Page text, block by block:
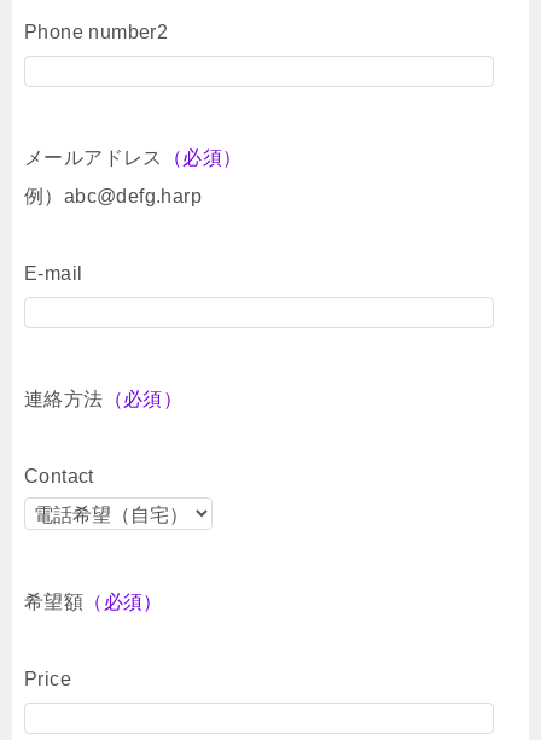
Phone number2
メールアドレス
（必須）
例）abc@defg.harp
E-mail
連絡方法 （必須）
Contact
希望額 （必須）
Price